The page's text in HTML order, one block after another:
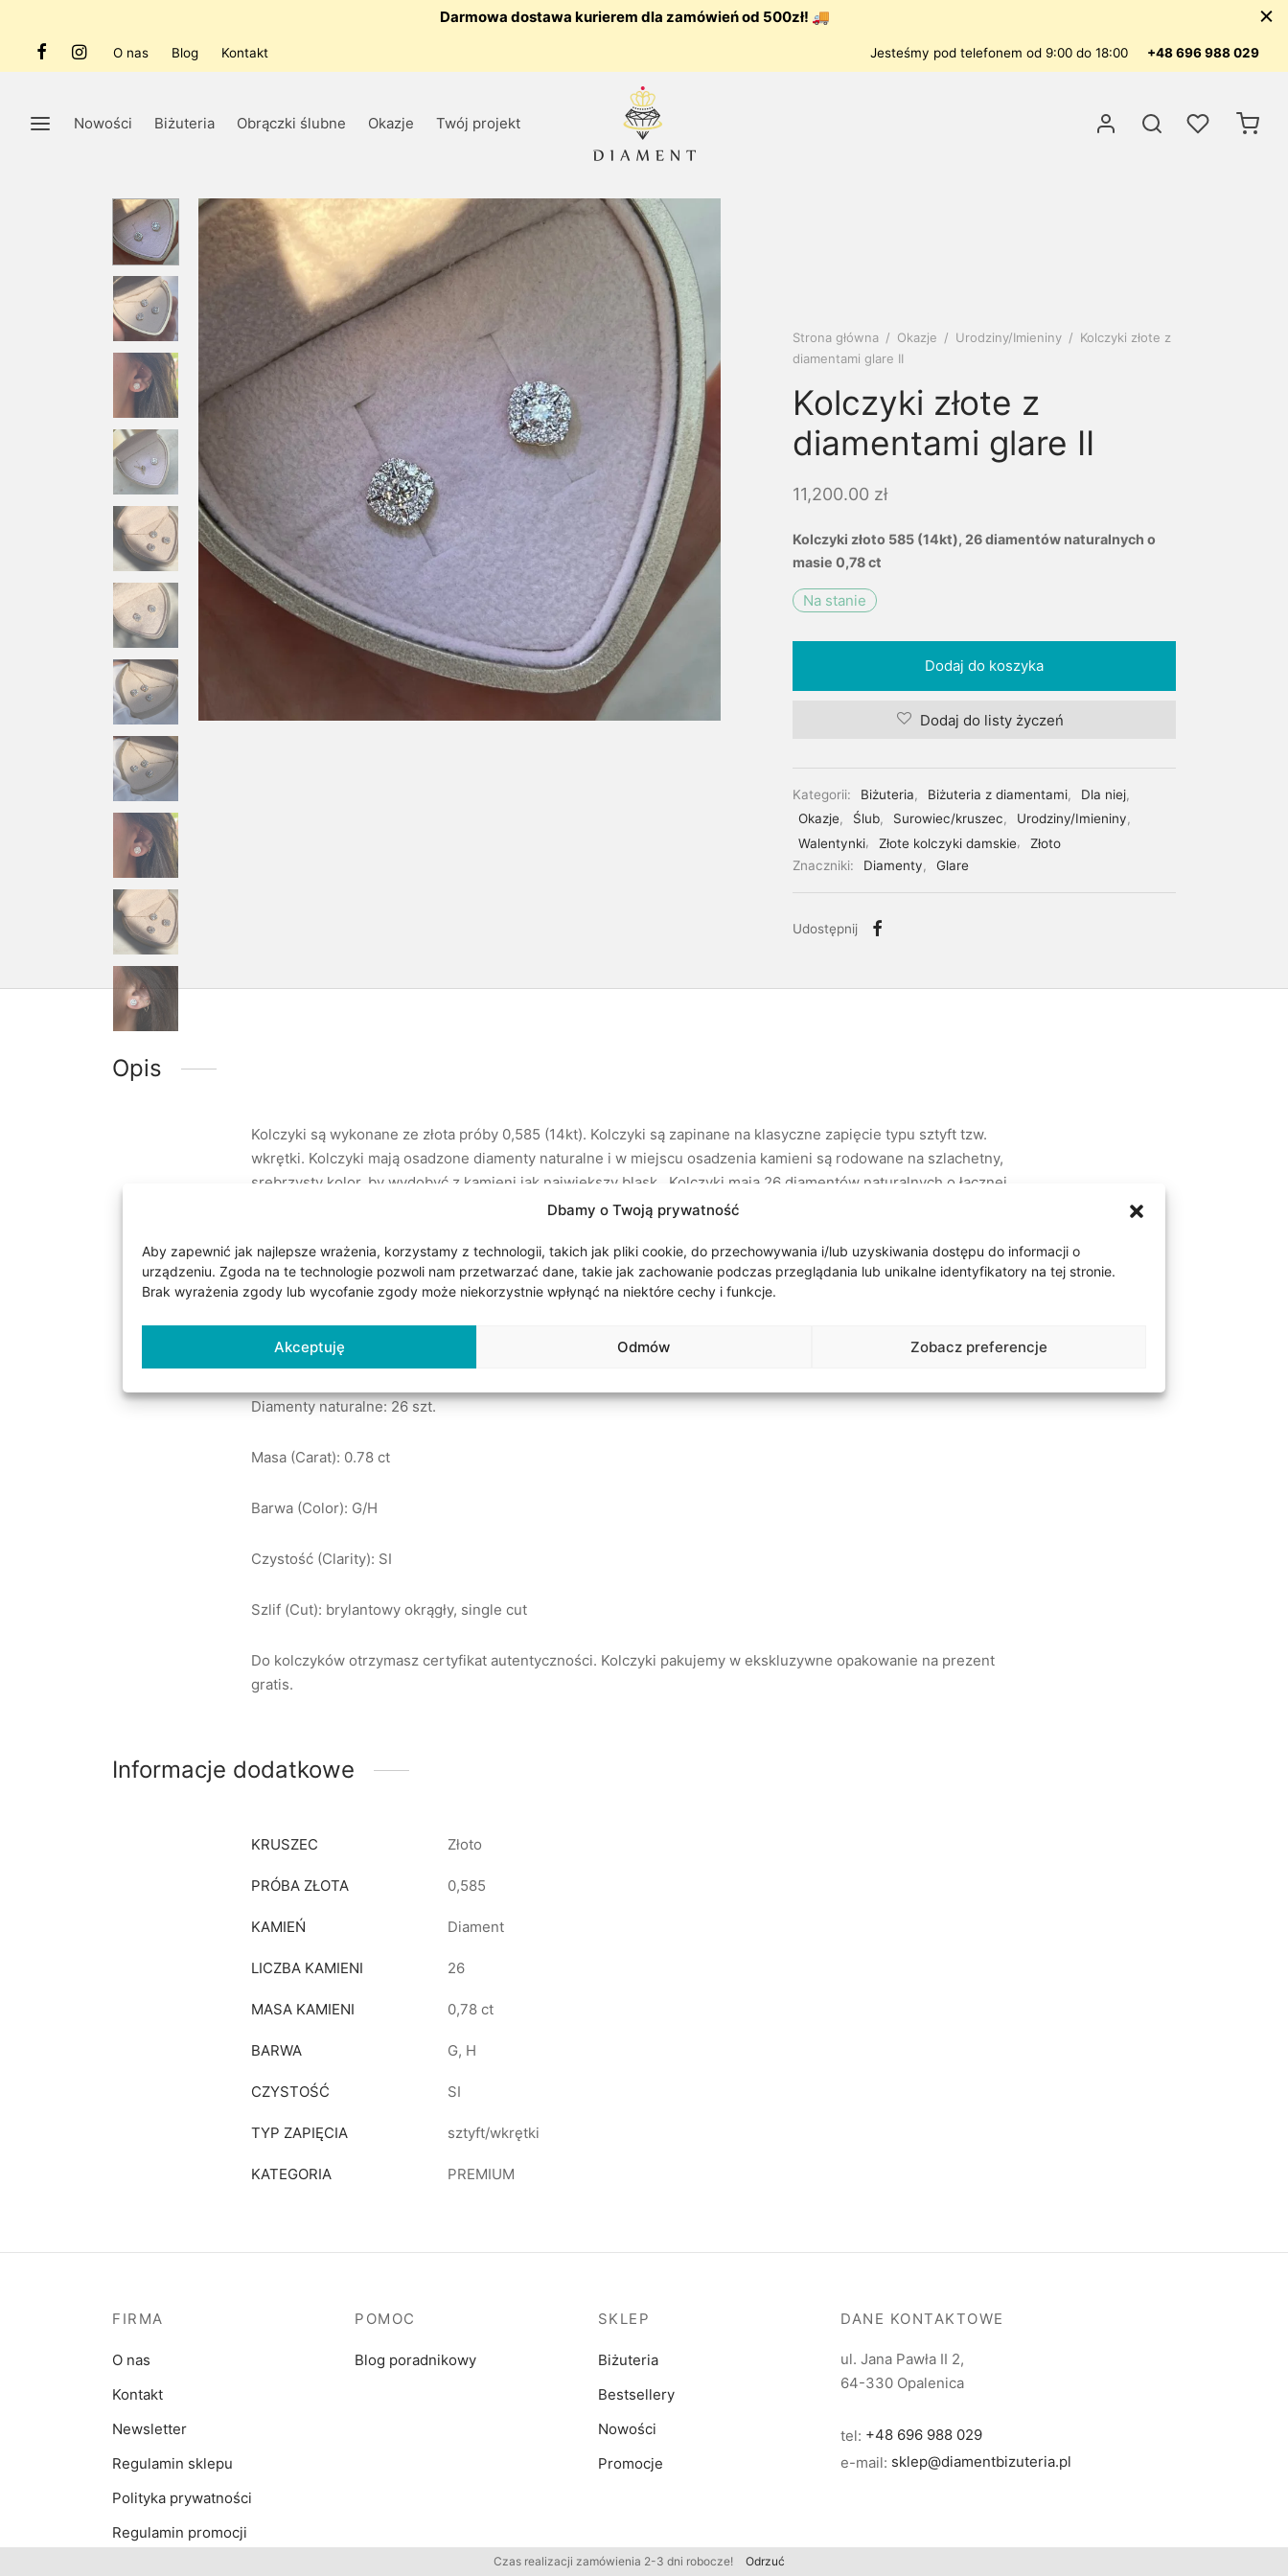
Dbamy o Twoją prywatność
Aby zapewnić jak najlepsze wrażenia, korzystamy z technologii, takich jak pliki cookie, do przechowywania i/lub uzyskiwania dostępu do informacji o
urządzeniu. Zgoda na te technologie pozwoli nam przetwarzać dane, takie jak zachowanie podczas przeglądania lub unikalne identyfikatory na tej stronie.
Brak wyrażenia zgody lub wycofanie zgody może niekorzystnie wpłynąć na niektóre cechy i funkcje.
Akceptuję Odmów Zobacz preferencje
Czas realizacji zamówienia 2-3 dni robocze! Odrzuć
Darmowa dostawa kurierem dla zamówień od 500zł! 🚚
O nas Blog Kontakt Jesteśmy pod telefonem od 9:00 do 18:00 +48 696 988 029
Nowości Biżuteria Obrączki ślubne Okazje Twój projekt
Strona główna / Okazje / Urodziny/Imieniny / Kolczyki złote z
diamentami glare II
Kolczyki złote z
diamentami glare II
11,200.00 zł
Kolczyki złoto 585 (14kt), 26 diamentów naturalnych o
masie 0,78 ct
Na stanie
Dodaj do koszyka
Dodaj do listy życzeń
Kategorii: Biżuteria, Biżuteria z diamentami, Dla niej,
Okazje, Ślub, Surowiec/kruszec, Urodziny/Imieniny,
Walentynki, Złote kolczyki damskie,
Złoto
Znaczniki:
Diamenty, Glare
Udostępnij
Opis
Kolczyki są wykonane ze złota próby 0,585 (14kt). Kolczyki są zapinane na klasyczne zapięcie typu sztyft tzw.
wkrętki. Kolczyki mają osadzone diamenty naturalne i w miejscu osadzenia kamieni są rodowane na szlachetny,
srebrzysty kolor, by wydobyć z kamieni jak największy blask. Kolczyki mają 26 diamentów naturalnych o łącznej
masie 0,78 ct. Barwa diamentów G/H. Czystość diamentów SI. Kolczyki pięknie się mienią i odbijają światło. Kolczyki
mm x 8 mm.
Parametry kamieni:
Diamenty naturalne: 26 szt.
Masa (Carat): 0.78 ct
Barwa (Color): G/H
Czystość (Clarity): SI
Szlif (Cut): brylantowy okrągły, single cut
Do kolczyków otrzymasz certyfikat autentyczności. Kolczyki pakujemy w ekskluzywne opakowanie na prezent
gratis.
Informacje dodatkowe
KRUSZEC Złoto
PRÓBA ZŁOTA 0,585
KAMIEŃ Diament
LICZBA KAMIENI 26
MASA KAMIENI 0,78 ct
BARWA G, H
CZYSTOŚĆ SI
TYP ZAPIĘCIA sztyft/wkrętki
KATEGORIA PREMIUM
DANE KONTAKTOWE
ul. Jana Pawła II 2,
64-330 Opalenica
tel: +48 696 988 029
e-mail: sklep@diamentbizuteria.pl
POMOC
Blog poradnikowy
SKLEP
Biżuteria
Bestsellery
Nowości
Promocje
FIRMA
O nas
Kontakt
Newsletter
Regulamin sklepu
Polityka prywatności
Regulamin promocji